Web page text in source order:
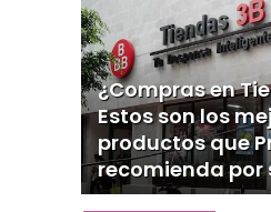
¿Compras en
Estos son los
productos que
recomienda por